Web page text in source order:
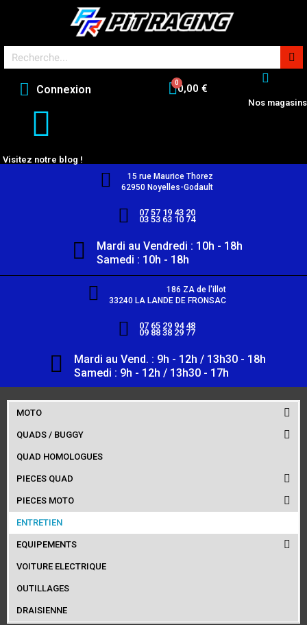
Connexion 0,00 €
Nos magasins
Visitez notre blog !
15 rue Maurice Thorez
62950 Noyelles-Godault
07 57 19 43 20
03 53 63 10 74
Mardi au Vendredi : 10h - 18h
Samedi : 10h - 18h
186 ZA de l'illot
33240 LA LANDE DE FRONSAC
07 65 29 94 48
09 88 38 29 77
Mardi au Vend. : 9h - 12h / 13h30 - 18h
Samedi : 9h - 12h / 13h30 - 17h
MOTO
QUADS / BUGGY
QUAD HOMOLOGUES
PIECES QUAD
PIECES MOTO
ENTRETIEN
EQUIPEMENTS
VOITURE ELECTRIQUE
OUTILLAGES
DRAISIENNE